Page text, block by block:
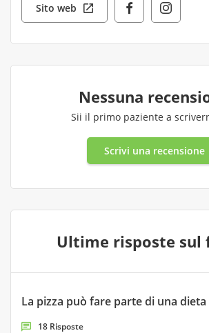
Sito web
Nessuna
Sii il primo paziente a
Scrivi una recensione
Ultime risposte sul
La pizza può fare parte di una dieta
18 Risposte